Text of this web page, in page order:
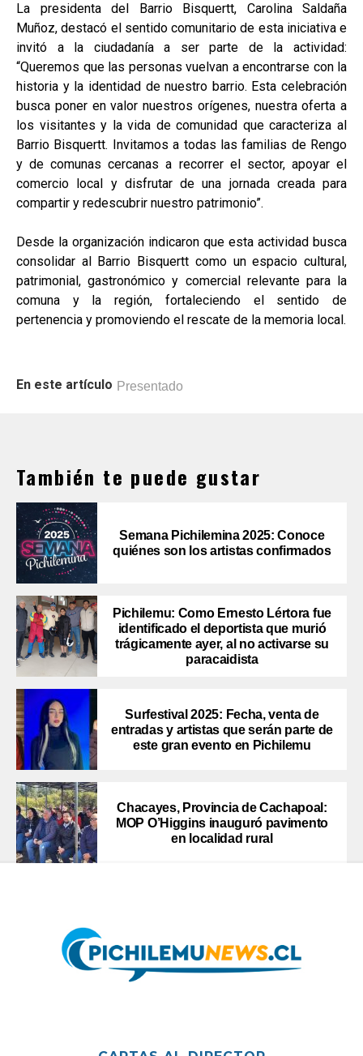
La presidenta del Barrio Bisquertt, Carolina Saldaña
Muñoz, destacó el sentido comunitario de esta iniciativa e
invitó a la ciudadanía a ser parte de la actividad:
“Queremos que las personas vuelvan a encontrarse con la
historia y la identidad de nuestro barrio. Esta celebración
busca poner en valor nuestros orígenes, nuestra oferta a
los visitantes y la vida de comunidad que caracteriza al
Barrio Bisquertt. Invitamos a todas las familias de Rengo
y de comunas cercanas a recorrer el sector, apoyar el
comercio local y disfrutar de una jornada creada para
compartir y redescubrir nuestro patrimonio”.
Desde la organización indicaron que esta actividad busca
consolidar al Barrio Bisquertt como un espacio cultural,
patrimonial, gastronómico y comercial relevante para la
comuna y la región, fortaleciendo el sentido de
pertenencia y promoviendo el rescate de la memoria local.
En este artículo Presentado
También te puede gustar
Semana Pichilemina 2025: Conoce
quiénes son los artistas confirmados
Pichilemu: Como Ernesto Lértora fue
identificado el deportista que murió
trágicamente ayer, al no activarse su
paracaidista
Surfestival 2025: Fecha, venta de
entradas y artistas que serán parte de
este gran evento en Pichilemu
Chacayes, Provincia de Cachapoal:
MOP O’Higgins inauguró pavimento
en localidad rural